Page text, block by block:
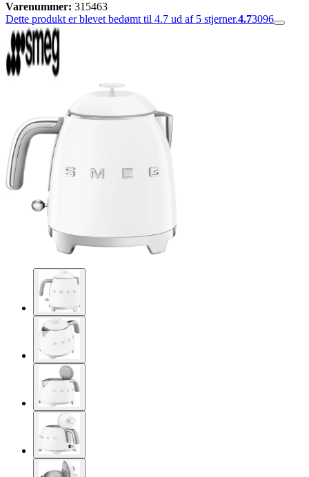
Varenummer: 315463
Dette produkt er blevet bedømt til 4.7 ud af 5 stjerner.4.73096